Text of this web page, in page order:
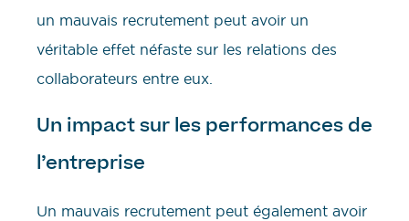
un mauvais recrutement peut avoir un
véritable effet néfaste sur les relations des
collaborateurs entre eux.
Un impact sur les performances de
l’entreprise
Un mauvais recrutement peut également avoir